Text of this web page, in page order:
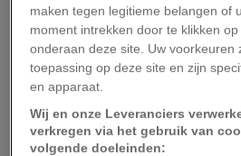
Volgens NKBV-directeur
zeer ervaren en
raken beide verhalen aan
voorbereiding en
wijst hij op het evidente
en wandelen.
maken tegen legitieme belangen of
moment intrekken door te klikken
onderaan deze site. Uw voorkeuren
toepassing op deze site en zijn
en apparaat.
Wij en onze Leveranciers
verkregen via het gebruik van
volgende doeleinden: